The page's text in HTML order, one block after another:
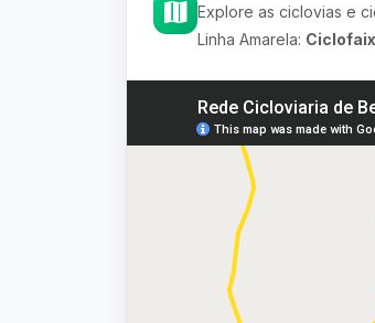
Explore as ciclovias e
Linha Amarela: